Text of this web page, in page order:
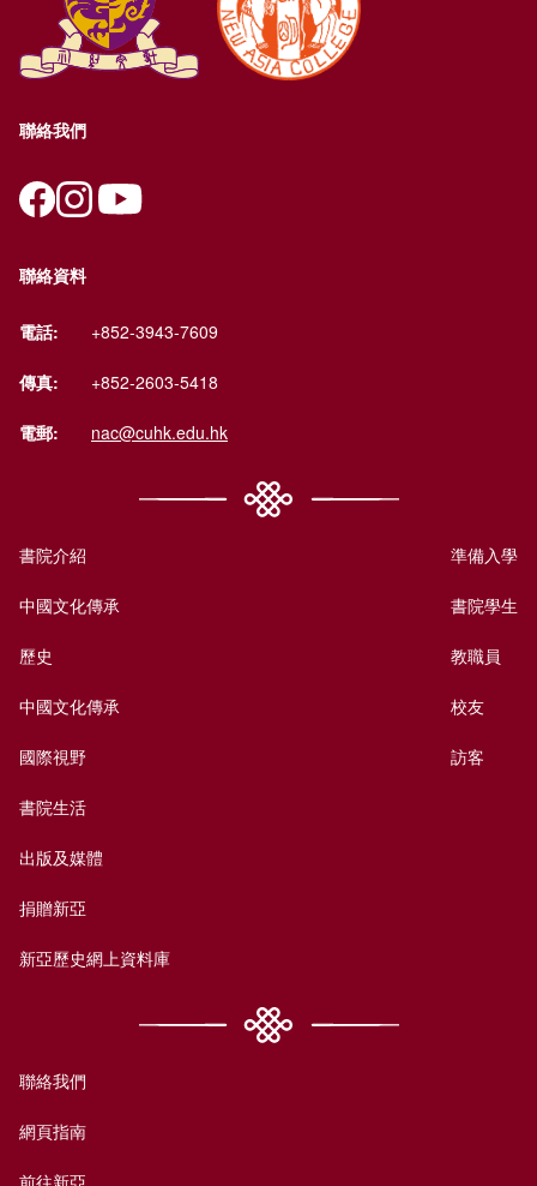
聯絡我們
聯絡資料
電話: +852-3943-7609
傳真: +852-2603-5418
電郵: nac@cuhk.edu.hk
書院介紹
中國文化傳承
歷史
中國文化傳承
國際視野
書院生活
出版及媒體
捐贈新亞
新亞歷史網上資料庫
準備入學
書院學生
教職員
校友
訪客
聯絡我們
網頁指南